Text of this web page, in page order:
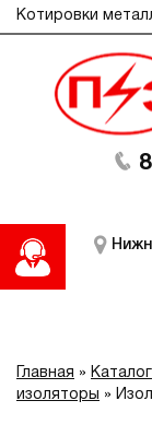
Котировки
Главная » Каталог
изоляторы »